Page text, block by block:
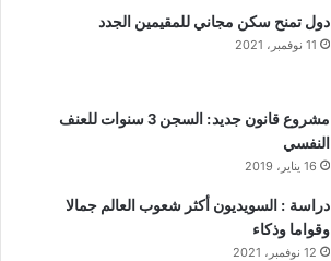
دول تمنح سكن مجاني للمقيمين الجدد
11 نوفمبر، 2021
مشروع قانون جديد: السجن 3 سنوات للعنف
النفسي
16 يناير، 2019
دراسة : السويديون أكثر شعوب العالم جمالا
وقواما وذكاء
12 نوفمبر، 2021